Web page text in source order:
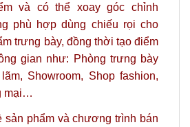
và có thể xoay góc chỉnh
phù hợp dùng chiếu rọi cho
trưng bày, đồng thời tạo điểm
gian như: Phòng trưng bày
Showroom, Shop fashion,
mại…
sản phẩm và chương trình bán